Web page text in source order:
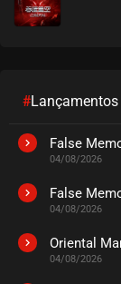
#
False
04/08/2026
False
04/08/2026
Oriental
04/08/2026